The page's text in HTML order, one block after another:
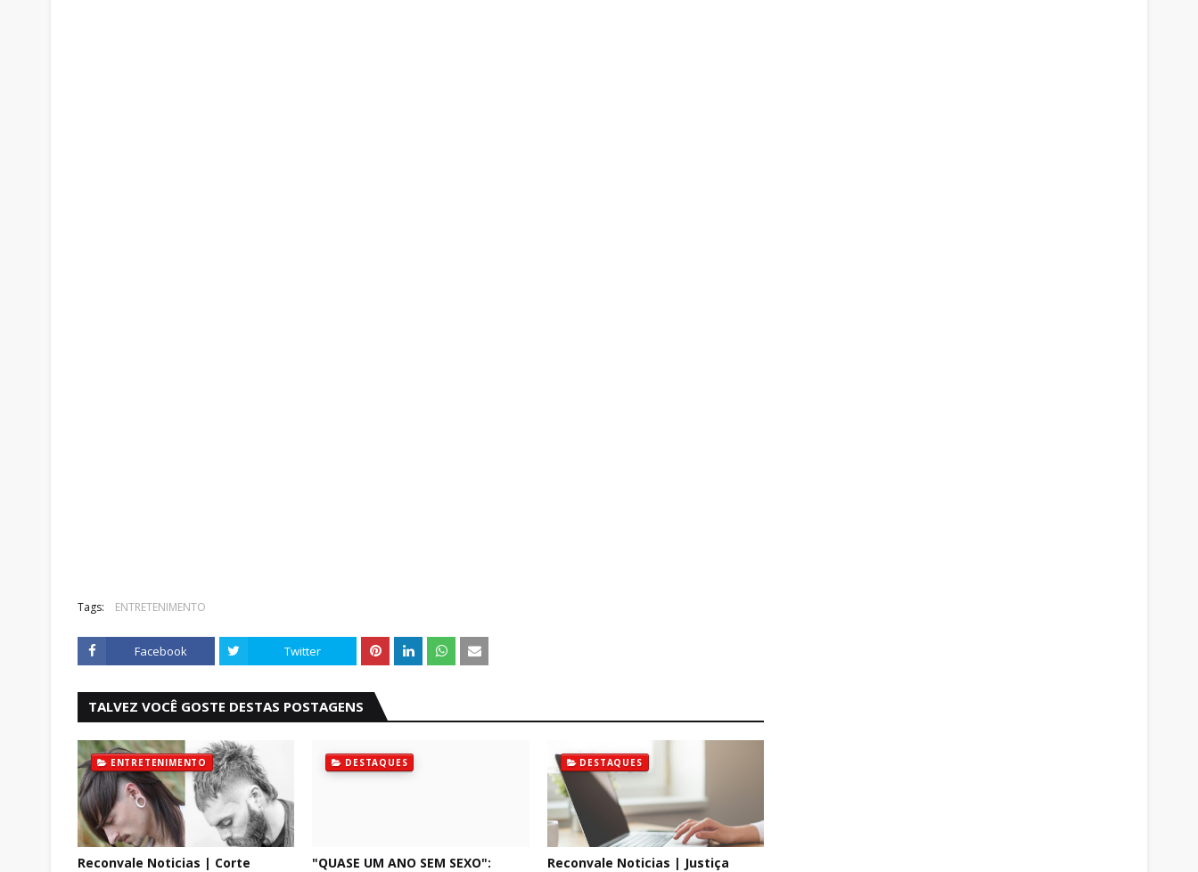
Tags: ENTRETENIMENTO
Facebook Twitter
TALVEZ VOCÊ GOSTE DESTAS POSTAGENS
ENTRETENIMENTO
Reconvale Noticias | Corte
DESTAQUES
"QUASE UM ANO SEM SEXO":
DESTAQUES
Reconvale Noticias | Justiça